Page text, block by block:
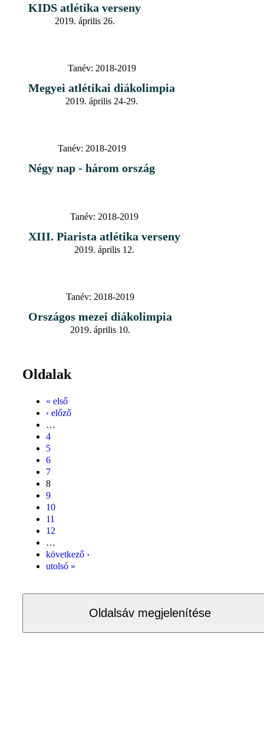
KIDS atlétika verseny
2019. április 26.
Tanév: 2018-2019
Megyei atlétikai diákolimpia
2019. április 24-29.
Tanév: 2018-2019
Négy nap - három ország
Tanév: 2018-2019
XIII. Piarista atlétika verseny
2019. április 12.
Tanév: 2018-2019
Országos mezei diákolimpia
2019. április 10.
Oldalak
« első
‹ előző
…
4
5
6
7
8
9
10
11
12
…
következő ›
utolsó »
Oldalsáv megjelenítése